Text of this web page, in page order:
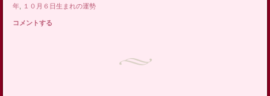
年
１０月６日生まれの運勢
コメントする